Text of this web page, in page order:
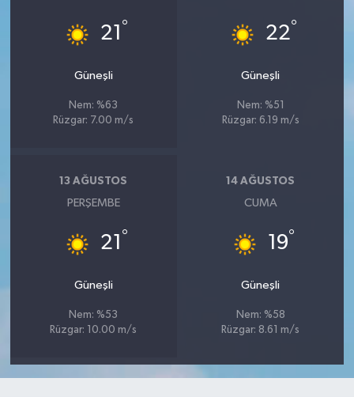
21 °
Güneşli
Nem: %63
Rüzgar: 7.00 m/s
22°
Güneşli
Nem: %51
Rüzgar: 6.19 m/s
13 AĞUSTOS
PERŞEMBE
21 °
Güneşli
Nem: %53
Rüzgar: 10.00 m/s
14 AĞUSTOS
CUMA
19°
Güneşli
Nem: %58
Rüzgar: 8.61 m/s